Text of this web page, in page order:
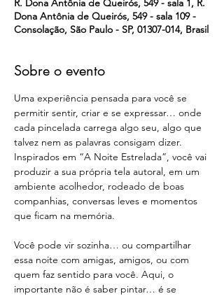
R. Dona Antônia de Queirós, 549 - sala 1, R.
Dona Antônia de Queirós, 549 - sala 109 -
Consolação, São Paulo - SP, 01307-014, Brasil
Sobre o evento
Uma experiência pensada para você se
permitir sentir, criar e se expressar… onde
cada pincelada carrega algo seu, algo que
talvez nem as palavras consigam dizer.
Inspirados em “A Noite Estrelada”, você vai
produzir a sua própria tela autoral, em um
ambiente acolhedor, rodeado de boas
companhias, conversas leves e momentos
que ficam na memória.
Você pode vir sozinha… ou compartilhar
essa noite com amigas, amigos, ou com
quem faz sentido para você. Aqui, o
importante não é saber pintar… é se